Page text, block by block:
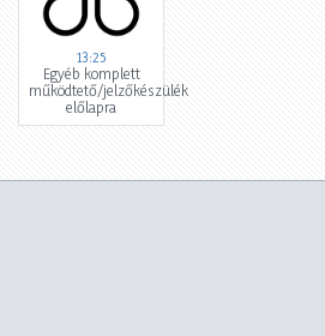
13:25
Egyéb komplett
működtető/jelzőkészülék
előlapra